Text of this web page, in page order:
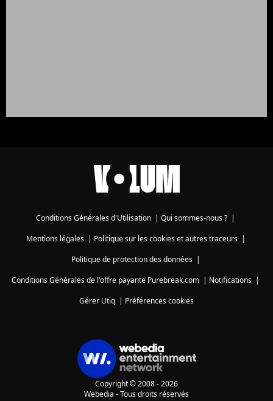
Conditions Générales d'Utilisation | Qui sommes-nous ? |
Mentions légales| Politique sur les cookies et autres traceurs|
Politique de protection des données|
Conditions Générales de l'offre payante Purebreak.com | Notifications |
Gérer Utiq | Préférences cookies
Copyright © 2008 - 2026
Webedia - Tous droits réservés